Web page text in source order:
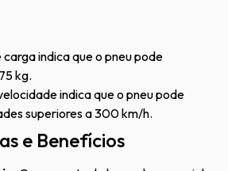
carga indica que o pneu pode
kg.
indica que o pneu pode
superiores a 300 km/h.
e Benefícios